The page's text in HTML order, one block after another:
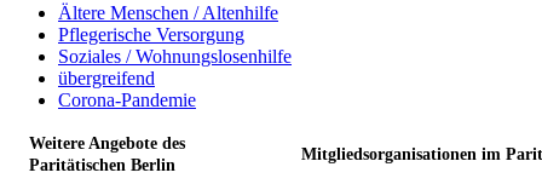
Ältere Menschen / Altenhilfe
Pflegerische Versorgung
Soziales / Wohnungslosenhilfe
übergreifend
Corona-Pandemie
Weitere Angebote des
Paritätischen Berlin
Mitgliedsorganisationen im